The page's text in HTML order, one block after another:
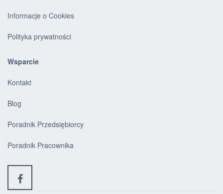
Informacje o Cookies
Polityka prywatności
Wsparcie
Kontakt
Blog
Poradnik Przedsiębiorcy
Poradnik Pracownika